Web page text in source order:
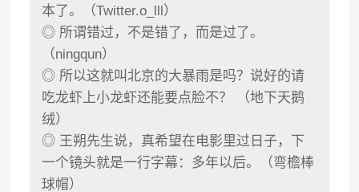
本了。（Twitter.o_lll）
◎ 所谓错过，不是错了，而是过了。
（ningqun）
◎ 所以这就叫北京的大暴雨是吗？说好的请
吃龙虾上小龙虾还能要点脸不？ （地下天鹅
绒）
◎ 王朔先生说，真希望在电影里过日子，下
一个镜头就是一行字幕：多年以后。（弯檐棒
球帽）